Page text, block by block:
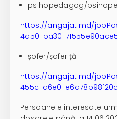
psihopedagog/
https://angajat.md/
4a50-ba30-
șofer/șoferiță
https://angajat.md/
455c-a6e0-e6a78b98f20c
Persoanele interesate